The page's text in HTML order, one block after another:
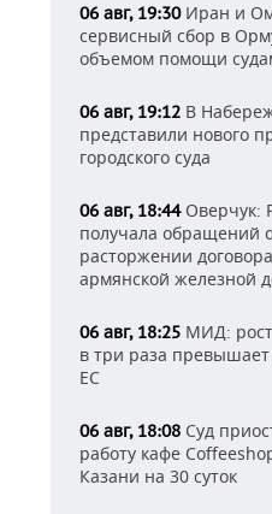
06 авг, 19:30Иран и
сервисный сбор в
объемом помощи
06 авг, 19:12 В
представили нового
городского суда
06 авг, 18:44Оверчук:
получала обращений
расторжении
армянской железной
06 авг, 18:25 МИД:
в три раза превышает
ЕС
06 авг, 18:08 Суд
работу кафе
Казани на 30 суток